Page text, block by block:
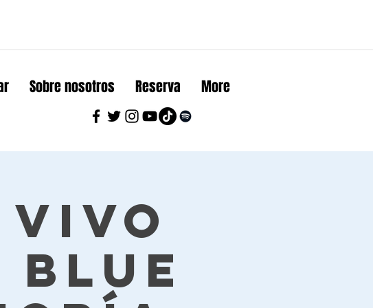
Sobre nosotros Reserva More
vivo
Blue